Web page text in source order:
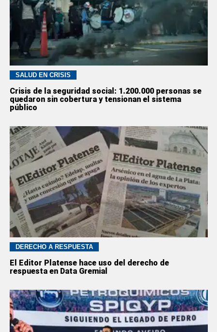
SALUD EN CRISIS
Crisis de la seguridad social: 1.200.000 personas se
quedaron sin cobertura y tensionan el sistema
público
DERECHO A RESPUESTA
El Editor Platense hace uso del derecho de
respuesta en Data Gremial